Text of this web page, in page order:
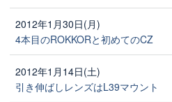
2012年1月30日(月)
4本目のROKKORと初めてのCZ
2012年1月14日(土)
引き伸ばしレンズはL39マウント